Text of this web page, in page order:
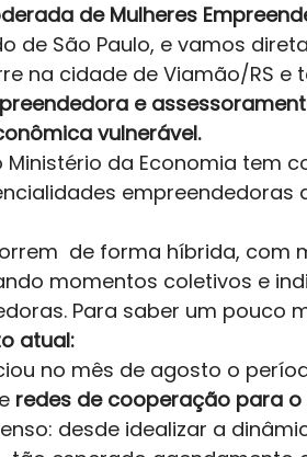
de Mulheres
de São Paulo, e vamos
na cidade de Viamão/RS
e
vulnerável.
Ministério da Economia tem
empreendedoras
de forma híbrida, com
momentos coletivos e
Para saber um pouco
atual:
no mês de agosto o
redes de cooperação para
desde idealizar a